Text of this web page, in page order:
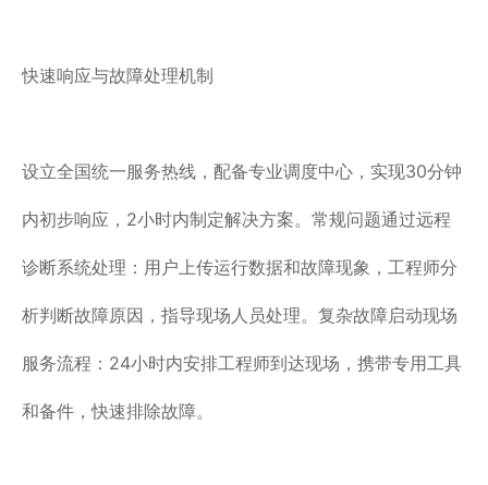
快速响应与故障处理机制
设立全国统一服务热线，配备专业调度中心，实现30分钟
内初步响应，2小时内制定解决方案。常规问题通过远程
诊断系统处理：用户上传运行数据和故障现象，工程师分
析判断故障原因，指导现场人员处理。复杂故障启动现场
服务流程：24小时内安排工程师到达现场，携带专用工具
和备件，快速排除故障。